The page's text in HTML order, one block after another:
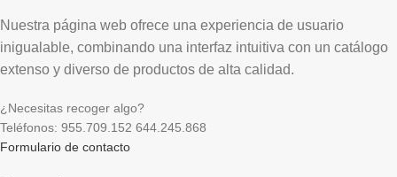
Nuestra página web ofrece una experiencia de usuario
inigualable, combinando una interfaz intuitiva con un catálogo
extenso y diverso de productos de alta calidad.
¿Necesitas recoger algo?
Teléfonos: 955.709.152 644.245.868
Formulario de contacto